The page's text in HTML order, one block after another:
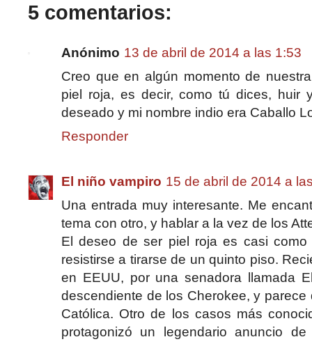
5 comentarios:
Anónimo 13 de abril de 2014 a las 1:53
Creo que en algún momento de
piel roja, es decir, como tú dices, huir
deseado y mi nombre indio era Caballo
Responder
El niño vampiro 15 de abril de 2014 a
Una entrada muy interesante. Me
tema con otro, y hablar a la vez de los
El deseo de ser piel roja es casi
resistirse a tirarse de un quinto piso.
en EEUU, por una senadora llamada
descendiente de los Cherokee, y
Católica. Otro de los casos más
protagonizó un legendario anuncio